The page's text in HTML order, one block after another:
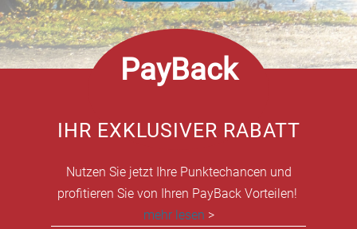
PayBack
IHR EXKLUSIVER RABATT
Nutzen Sie jetzt Ihre Punktechancen und
profitieren Sie von Ihren PayBack Vorteilen!
mehr lesen >